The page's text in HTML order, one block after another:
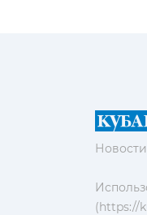
(https://